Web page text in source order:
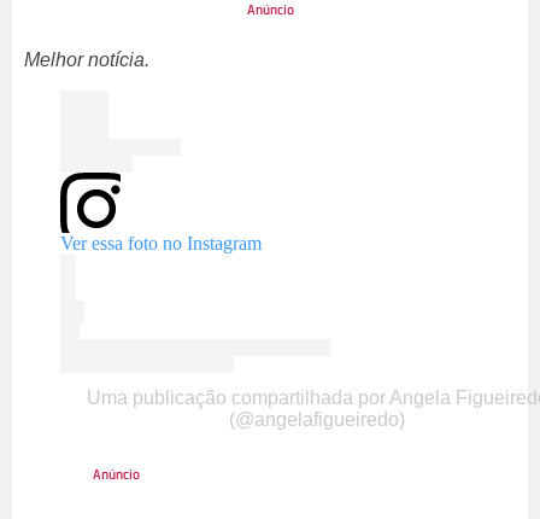
Melhor notícia.
Ver essa foto no Instagram
Uma publicação compartilhada por Angela
(@angelafigueiredo)